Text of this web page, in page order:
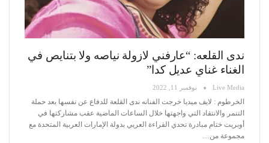
ندى القلعه: “عارفني لازولة نياصه ولا بتنايص في
الغناء غناي عديل كدا”
Live Media نوفمبر 11, 2022
الخرطوم : لايف ميديا خرجت الفنانه ندى القلعة للدفاع عن نفسها بعد حملة
التنمر والانتقاد التي واجهتها خلال الساعات الماضية عقب مشاركتها في
أوبريت ختام مبادرة تحدي القراءة العربي بدولة الإمارات العربية المتحدة مع
مجموعة من…